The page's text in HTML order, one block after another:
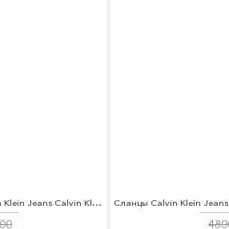
Куртка утепленная Calvin Klein Jeans Calvin Klein Jeans CA939EMUHL77